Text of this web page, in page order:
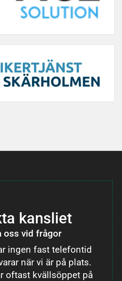
kansliet
oss vid frågor
ingen fast telefontid
när vi är på plats.
oftast kvällsöppet på